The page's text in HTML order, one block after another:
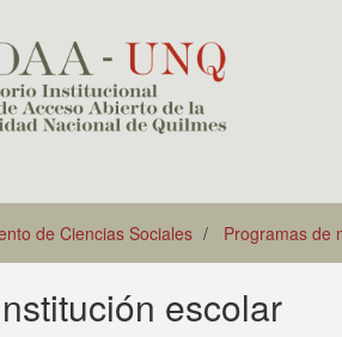
de Ciencias Sociales Programas de
escolar